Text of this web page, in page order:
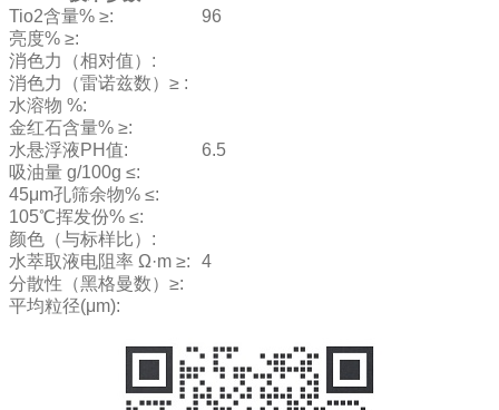
Tio2含量% ≥:
96
亮度% ≥:
消色力（相对值）:
消色力（雷诺兹数）≥ :
水溶物 %:
金红石含量% ≥:
水悬浮液PH值:
6.5
吸油量 g/100g ≤:
45μm孔筛余物% ≤:
105℃挥发份% ≤:
颜色（与标样比）:
水萃取液电阻率 Ω·m ≥:
4
分散性（黑格曼数）≥:
平均粒径(μm):